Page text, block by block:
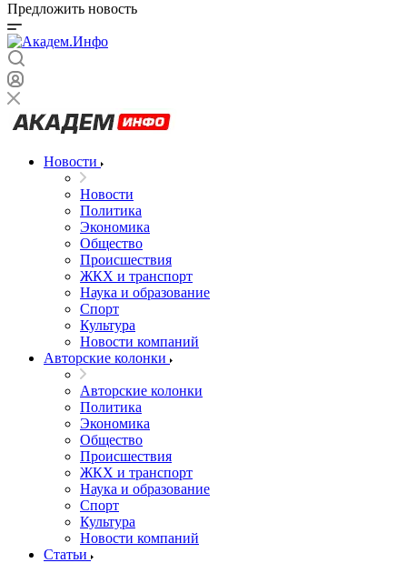
Предложить новость
Новости
Новости
Политика
Экономика
Общество
Происшествия
ЖКХ и транспорт
Наука и образование
Спорт
Культура
Новости компаний
Авторские колонки
Авторские колонки
Политика
Экономика
Общество
Происшествия
ЖКХ и транспорт
Наука и образование
Спорт
Культура
Новости компаний
Статьи